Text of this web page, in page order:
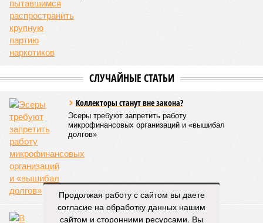
СЛУЧАЙНЫЕ СТАТЬИ
Коллекторы станут вне закона?
Эсеры требуют запретить работу
микрофинансовых организаций и «вышибал
долгов»
По закону или по совести?
Продолжая работу с сайтом вы даете
согласие на обработку данных нашим
сайтом и сторонними ресурсами. Вы